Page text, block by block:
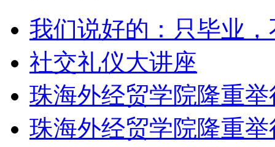
我们说好的：只毕业
社交礼仪大讲座
珠海外经贸学院隆重
珠海外经贸学院隆重